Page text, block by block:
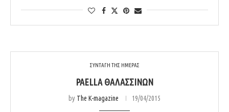
ΣΥΝΤΑΓΗ ΤΗΣ ΗΜΕΡΑΣ
PAELLA ΘΑΛΑΣΣΙΝΏΝ
by The K-magazine 19/04/2015